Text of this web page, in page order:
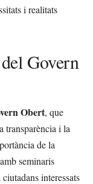
i realitats
Govern
Obert, que
transparència i la
de la
seminaris
interessats